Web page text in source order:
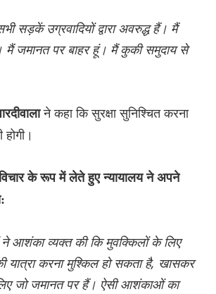
सड़कें उग्रवादियों द्वारा अवरुद्ध हैं। मैं
मैं जमानत पर बाहर हूं। मैं कुकी समुदाय से
ने कहा कि सुरक्षा सुनिश्चित करना
के रूप में लेते हुए न्यायालय ने अपने
ने आशंका व्यक्त की कि मुवक्किलों के लिए
यात्रा करना मुश्किल हो सकता है, खासकर
जो जमानत पर हैं। ऐसी आशंकाओं का